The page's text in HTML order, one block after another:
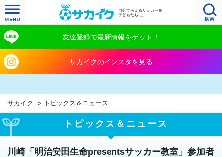
自分で考えるサッカーを
子どもたちに。
友達登録で最新情報をゲット！
サカイクのインスタを見る
サカイク トピックス＆ニュース
トピックス＆ニュース
川崎「明治安田生命presentsサッカー教室」参加者